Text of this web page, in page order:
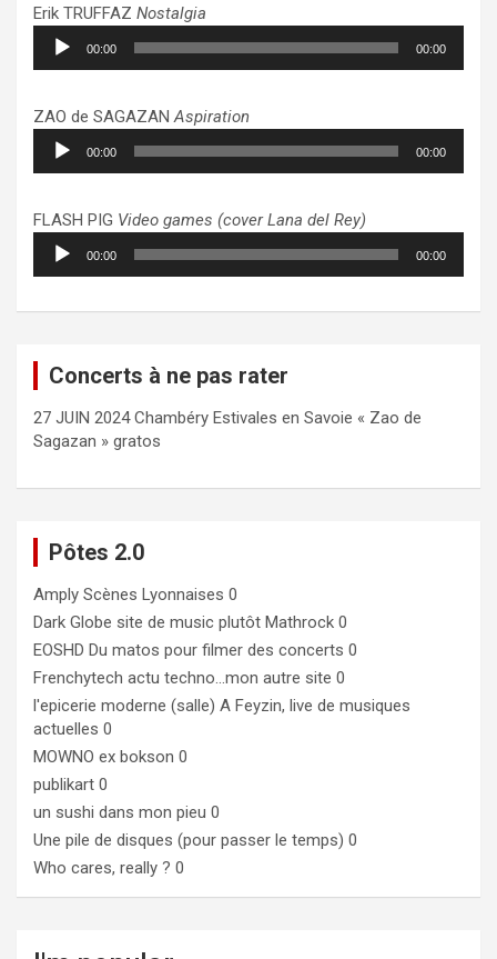
Erik TRUFFAZ Nostalgia
Lecteur
audio
00:00 00:00
ZAO de SAGAZANAspiration
Lecteur
audio
00:00 00:00
FLASH PIG Video games (cover Lana del Rey)
Lecteur
audio
00:00 00:00
Concerts à ne pas rater
27 JUIN 2024 Chambéry Estivales en Savoie « Zao de
Sagazan » gratos
Pôtes 2.0
Amply Scènes Lyonnaises 0
Dark Globe site de music plutôt Mathrock 0
EOSHD Du matos pour filmer des concerts 0
Frenchytech actu techno…mon autre site 0
l'epicerie moderne (salle) A Feyzin, live de musiques
actuelles 0
MOWNO ex bokson 0
publikart 0
un sushi dans mon pieu 0
Une pile de disques (pour passer le temps) 0
Who cares, really ? 0